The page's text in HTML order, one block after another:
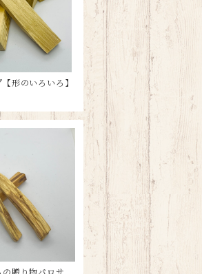
形のいろいろ】